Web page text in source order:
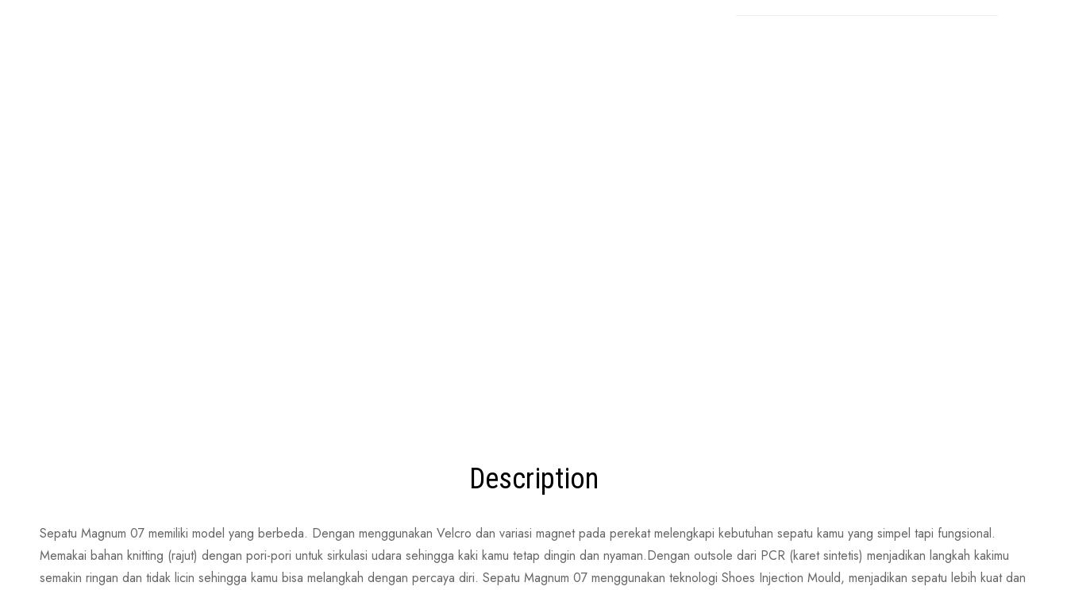
Description
Sepatu Magnum 07 memiliki model yang berbeda. Dengan menggunakan Velcro dan variasi magnet pada perekat melengkapi kebutuhan sepatu kamu yang simpel tapi fungsional.
Memakai bahan knitting (rajut) dengan pori-pori untuk sirkulasi udara sehingga kaki kamu tetap dingin dan nyaman.Dengan outsole dari PCR (karet sintetis) menjadikan langkah kakimu
semakin ringan dan tidak licin sehingga kamu bisa melangkah dengan percaya diri. Sepatu Magnum 07 menggunakan teknologi Shoes Injection Mould, menjadikan sepatu lebih kuat dan